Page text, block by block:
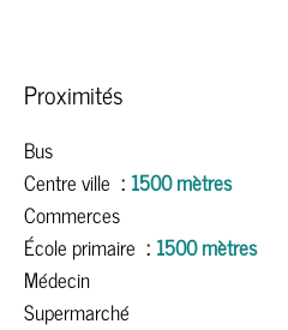
Proximités
Bus
Centre ville
1500 mètres
Commerces
École primaire
1500 mètres
Médecin
Supermarché